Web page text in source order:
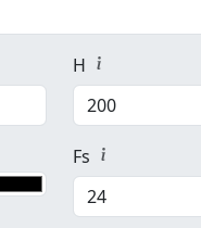
H
Fs